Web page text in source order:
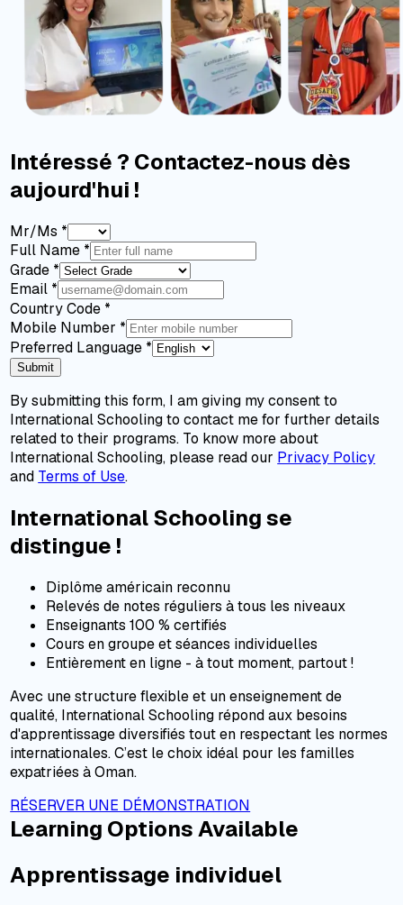
Intéressé ? Contactez-nous dès
aujourd'hui !
Mr/Ms *
Full Name *
Grade *
Email *
Country Code *
Mobile Number *
Preferred Language *
Submit
By submitting this form, I am giving my consent to
International Schooling to contact me for further details
related to their programs. To know more about
International Schooling, please read our Privacy Policy
and Terms of Use.
International Schooling se
distingue !
Diplôme américain reconnu
Relevés de notes réguliers à tous les niveaux
Enseignants 100 % certifiés
Cours en groupe et séances individuelles
Entièrement en ligne - à tout moment, partout !
Avec une structure flexible et un enseignement de
qualité, International Schooling répond aux besoins
d'apprentissage diversifiés tout en respectant les normes
internationales. C’est le choix idéal pour les familles
expatriées à Oman.
RÉSERVER UNE DÉMONSTRATION
Learning Options Available
Apprentissage individuel